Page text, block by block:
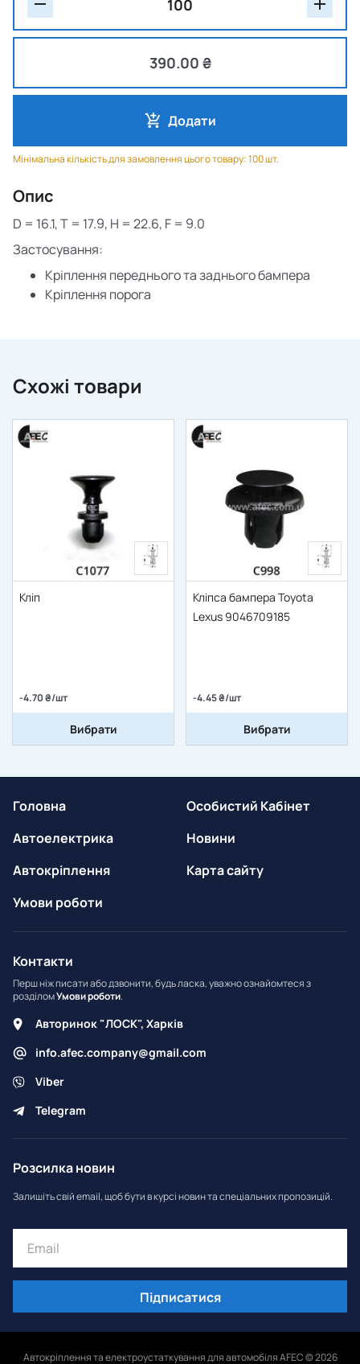
390.00 ₴
Додати
Мінімальна кількість для замовлення цього товару: 100 шт.
Опис
D = 16.1,T = 17.9, H = 22.6, F = 9.0
Застосування:
Кріплення переднього та заднього бампера
Кріплення порога
Схожі товари
Кліп
-4.70 ₴/шт
Вибрати
Кліпса бампера Toyota
Lexus 9046709185
-4.45 ₴/шт
Вибрати
Головна
Автоелектрика
Автокріплення
Умови роботи
Особистий Кабінет
Новини
Карта сайту
Контакти
Перш ніж писати або дзвонити, будь ласка, уважно ознайомтеся з
розділомУмови роботи.
Авторинок "ЛОСК", Харків
info.afec.company@gmail.com
Viber
Telegram
Розсилка новин
Залишіть свій email, щоб бути в курсі новин та спеціальних пропозицій.
Підписатися
Автокріплення та електроустаткування для автомобіля AFEC © 2026